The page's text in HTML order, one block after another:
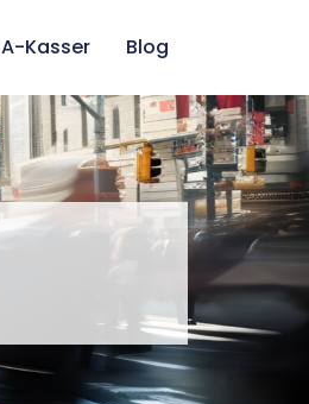
A-Kasser Blog